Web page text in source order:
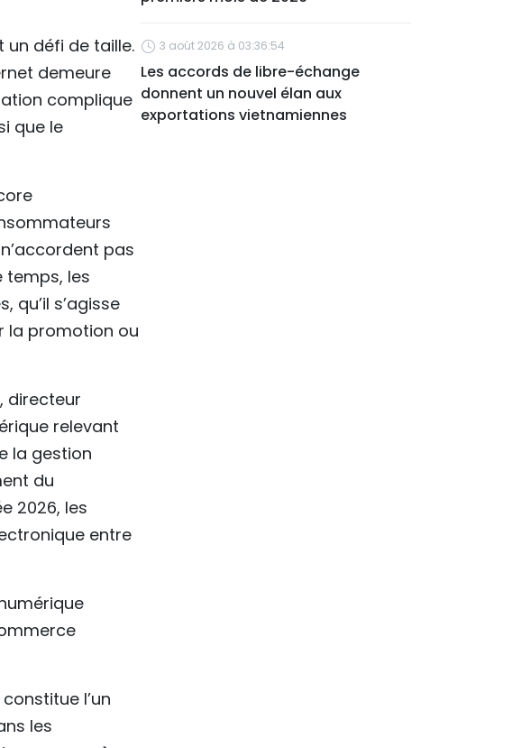
défi de taille.
demeure
complique
que le
pas
temps, les
s’agisse
la promotion ou
directeur
relevant
la gestion
du
2026, les
entre
l’un
les
3 août 2026 à 03:36:54
Les accords de libre-échange
donnent un nouvel élan aux
exportations vietnamiennes